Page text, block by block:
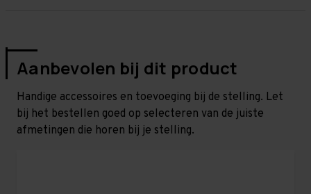
Aanbevolen bij dit product
Handige accessoires en toevoeging bij de stelling. Let
bij het bestellen goed op selecteren van de juiste
afmetingen die horen bij je stelling.